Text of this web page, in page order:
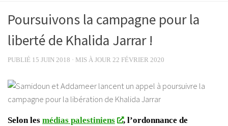
Poursuivons la campagne pour la
liberté de Khalida Jarrar !
PUBLIÉ 15 JUIN 2018 · MIS À JOUR 22 FÉVRIER 2020
Selon les médias palestiniens
, l’ordonnance de